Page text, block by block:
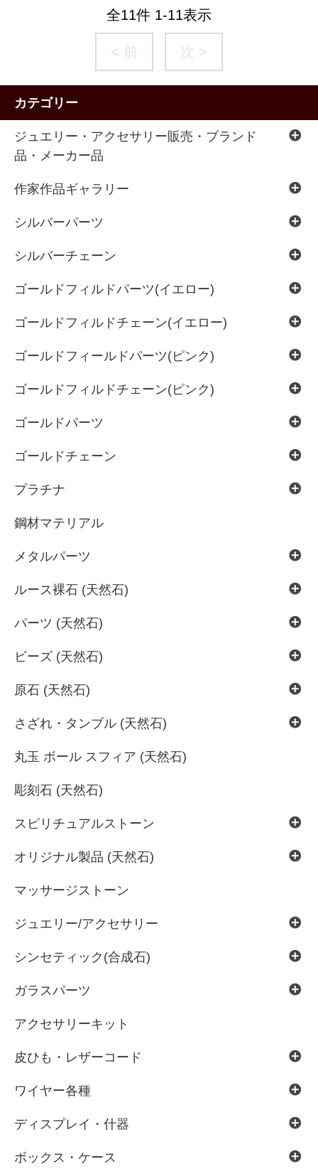
全11件 1-11表示
< 前 次 >
カテゴリー
ジュエリー・アクセサリー販売・ブランド
品・メーカー品
作家作品ギャラリー
シルバーパーツ
シルバーチェーン
ゴールドフィルドパーツ(イエロー)
ゴールドフィルドチェーン(イエロー)
ゴールドフィールドパーツ(ピンク)
ゴールドフィルドチェーン(ピンク)
ゴールドパーツ
ゴールドチェーン
プラチナ
鋼材マテリアル
メタルパーツ
ルース裸石 (天然石)
パーツ (天然石)
ビーズ (天然石)
原石 (天然石)
さざれ・タンブル (天然石)
丸玉 ボール スフィア (天然石)
彫刻石 (天然石)
スピリチュアルストーン
オリジナル製品 (天然石)
マッサージストーン
ジュエリー/アクセサリー
シンセティック(合成石)
ガラスパーツ
アクセサリーキット
皮ひも・レザーコード
ワイヤー各種
ディスプレイ・什器
ボックス・ケース